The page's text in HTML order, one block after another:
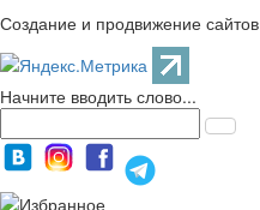
Создание и продвижение сайтов
Начните вводить слово...